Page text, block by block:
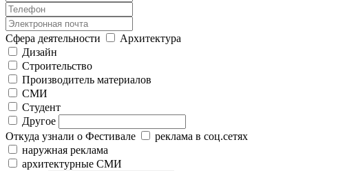
Сфера деятельности
Архитектура
Дизайн
Строительство
Производитель материалов
СМИ
Студент
Другое
Откуда узнали о Фестивале
реклама в соц.сетях
наружная реклама
архитектурные СМИ